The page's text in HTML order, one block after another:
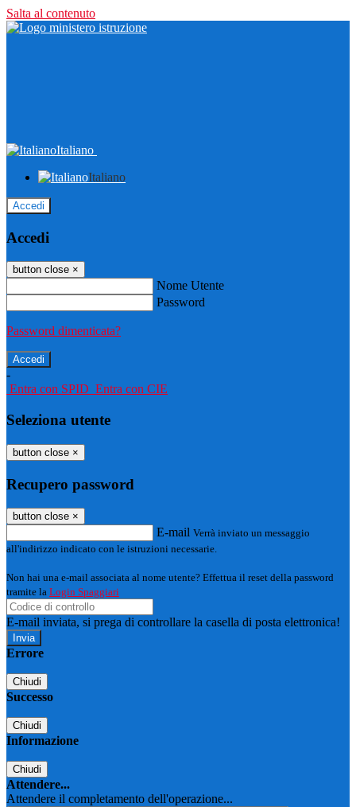
Salta al contenuto
Italiano
Italiano
Accedi
Accedi
button close ×
Nome Utente
Password
Password dimenticata?
-
Entra con SPID Entra con CIE
Seleziona utente
button close ×
Recupero password
button close ×
E-mail Verrà inviato un messaggio
all'indirizzo indicato con le istruzioni necessarie.
Non hai una e-mail associata al nome utente? Effettua il reset della password
tramite la Login Spaggiari
E-mail inviata, si prega di controllare la casella di posta elettronica!
Errore
Chiudi
Successo
Chiudi
Informazione
Chiudi
Attendere...
Attendere il completamento dell'operazione...